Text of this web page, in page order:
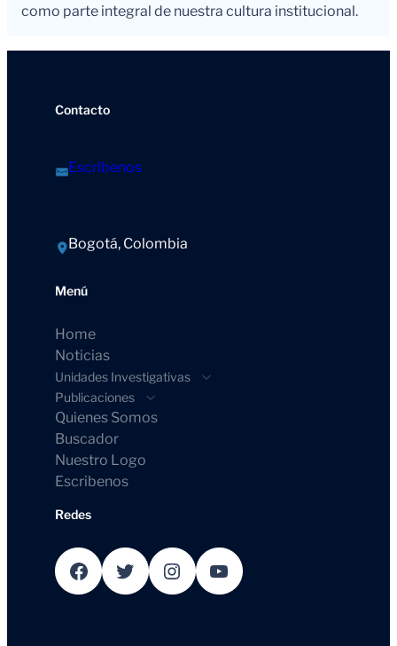
como parte integral de nuestra cultura institucional.
Contacto
Escríbenos
Bogotá, Colombia
Menú
Home
Noticias
Unidades Investigativas
Publicaciones
Quienes Somos
Buscador
Nuestro Logo
Escribenos
Redes
Facebook Twitter Instagram YouTube